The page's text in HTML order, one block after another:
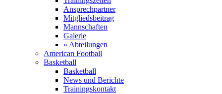
Ansprechpartner
Mitgliedsbeitrag
Mannschaften
Galerie
« Abteilungen
American Football
Basketball
Basketball
News und Berichte
Trainingskontakt